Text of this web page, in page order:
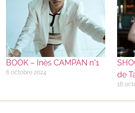
BOOK – Inès CAMPAN n°1
6 octobre 2024
de
18